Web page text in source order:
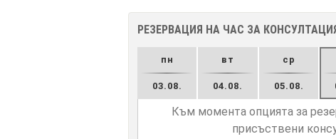
РЕЗЕРВАЦИЯ НА ЧАС ЗА
пн
03.08.
вт
04.08.
ср
05.08.
Към момента опцията за
присъствени